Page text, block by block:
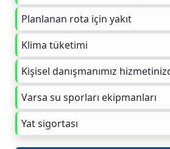
Planlanan rota için yakıt
Klima tüketimi
Kişisel danışmanımız
Varsa su sporları ekipmanları
Yat sigortası